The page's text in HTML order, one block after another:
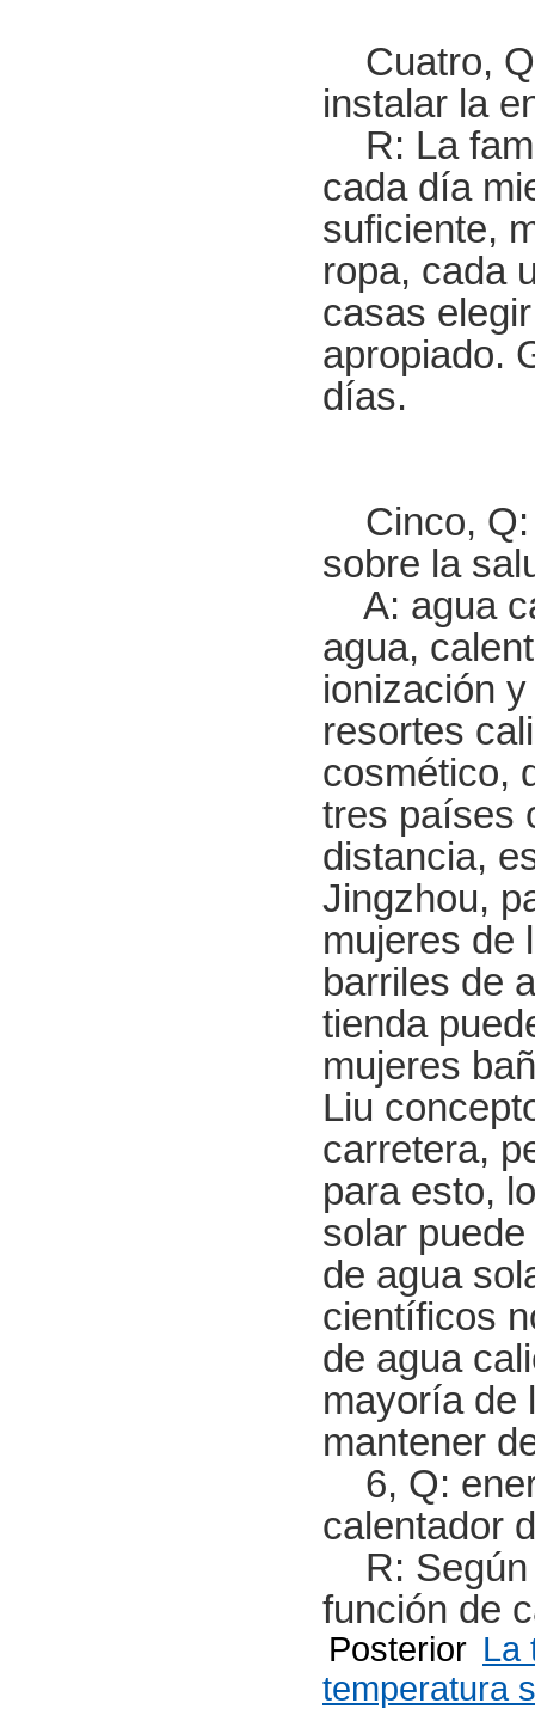
Cuatro,
instalar la
R: La
cada día
suficiente,
ropa, cada
casas
apropiado.
días.
Cinco, Q:
sobre la
A: agua
agua,
ionización
resortes
cosmético,
tres países
distancia,
Jingzhou,
mujeres de
barriles de
tienda
mujeres
Liu
carretera,
para esto,
solar
de agua
científicos
de agua
mayoría de
mantener
6, Q:
calentador
R: Según
función de
Posterior La
temperatura